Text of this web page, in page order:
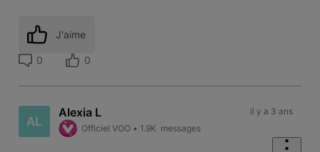
J'aime
0 0
AL
Alexia L
Officiel VOO • 1.9K messages
il y a 3 ans